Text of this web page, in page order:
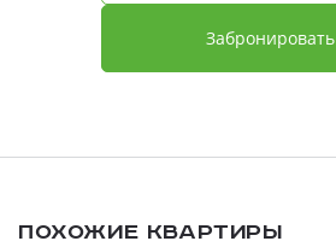
Забронировать
Похожие квартиры